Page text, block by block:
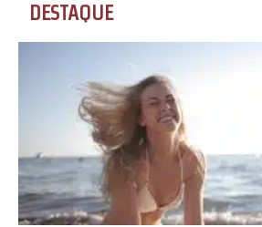
DESTAQUE